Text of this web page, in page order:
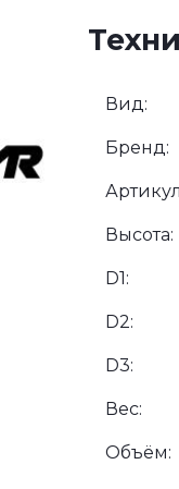
Вид:
Бренд:
Высота:
D1:
D2:
D3:
Вес:
Объём: